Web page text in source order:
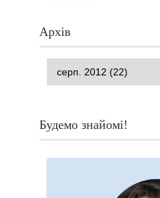
Архів
Будемо знайомі!